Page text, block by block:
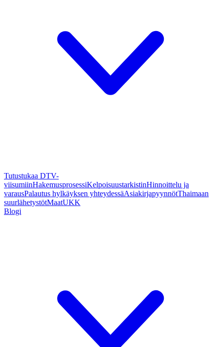
Tutustukaa DTV-
viisumiinHakemusprosessiKelpoisuustarkistinHinnoittelu ja
varausPalautus hylkäyksen yhteydessäAsiakirjapyynnötThaimaan
suurlähetystötMaatUKK
Blogi